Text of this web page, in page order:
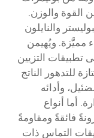
القوة والوزن.
والنايلون
مميَّزة. ويُهيمن
تطبيقات التزيين
للتدهور الناتج
وأدائه
أما أنواع
فائقةً ومقاومةً
التماس ذات